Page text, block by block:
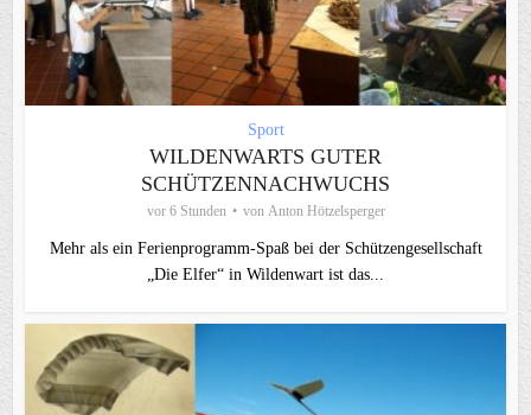
Sport
WILDENWARTS GUTER
SCHÜTZENNACHWUCHS
vor 6 Stunden von Anton Hötzelsperger
Mehr als ein Ferienprogramm-Spaß bei der Schützengesellschaft
„Die Elfer“ in Wildenwart ist das...